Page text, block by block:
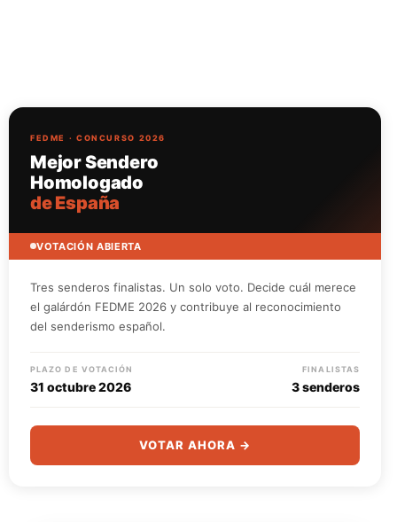
FEDME · CONCURSO 2026
Mejor Sendero
Homologado
de España
VOTACIÓN ABIERTA
Tres senderos finalistas. Un solo voto. Decide cuál merece
el galárdón FEDME 2026 y contribuye al reconocimiento
del senderismo español.
PLAZO DE VOTACIÓN
31 octubre 2026
FINALISTAS
3 senderos
VOTAR AHORA →